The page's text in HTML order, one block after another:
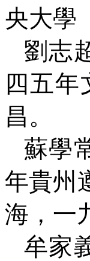
央大學
劉志
四五
昌。
蘇學
年貴州
海，一
牟家